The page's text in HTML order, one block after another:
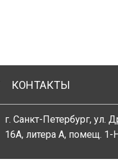
КОНТАКТЫ
г. Санкт-Петербург, ул.
16А, литера А, помещ. 1-